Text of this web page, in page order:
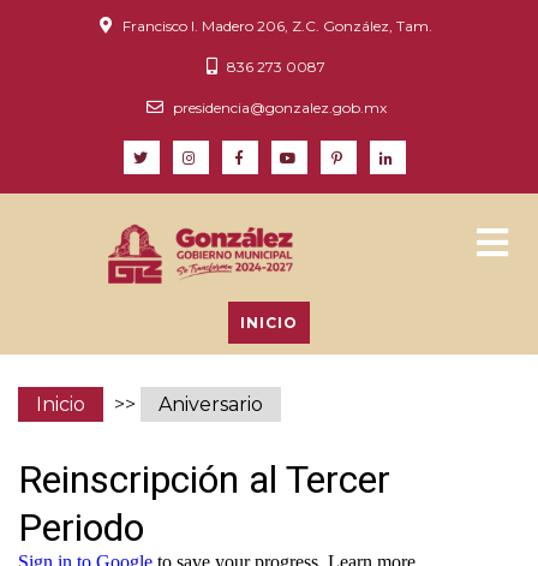
Francisco I. Madero 206, Z.C. González, Tam.
836 273 0087
presidencia@gonzalez.gob.mx
INICIO
Inicio >> Aniversario